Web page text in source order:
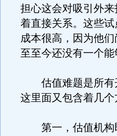
担心这会对吸引外
着直接关系。这些
成本很高，因为他
至至今还没有一个
估值难题是所有
这里面又包含着几个
第一，估值机构